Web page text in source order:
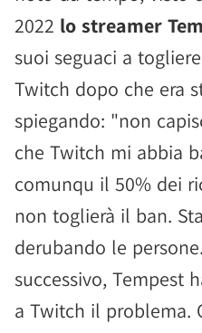
2022 lo streamer
suoi seguaci a
Twitch dopo che era
spiegando: "non
che Twitch mi abbia
comunqu il 50% dei
non toglierà il ban.
derubando le
successivo, Tempest
a Twitch il problema.